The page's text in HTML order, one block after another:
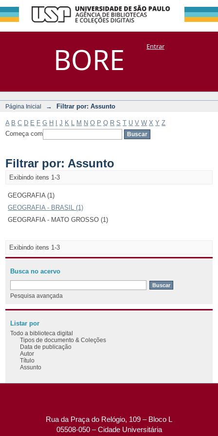
BORE
Filtrar por:
Assunto
DSpace/Manakin + CoriscoEntrar
Página Inicial → Filtrar por: Assunto
A B C D E F G H J K M N O P Q R S T U V W X Y Z
Começa com
Filtrar por: Assunto
Exibindo itens 1-3
GEOGRAFIA (1)
GEOGRAFIA - BRASIL (1)
GEOGRAFIA - MATO GROSSO (1)
Exibindo itens 1-3
Busca no acervo
Pesquisa avançada
Listar por
Todo a biblioteca digital
Tipos de documento & Coleções
Data de publicação
Autor
Título
Assunto
Rua da Praça do Relógio, 109 – Bloco L
05508-050 – Cidade Universitária